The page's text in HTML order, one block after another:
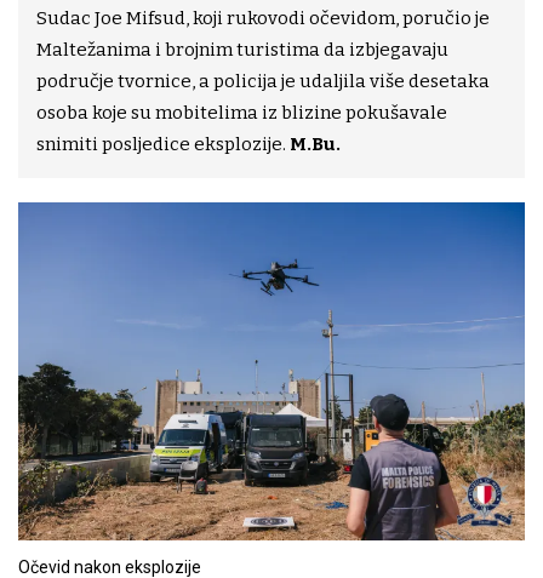
Sudac Joe Mifsud, koji rukovodi očevidom, poručio je
Maltežanima i brojnim turistima da izbjegavaju
područje tvornice, a policija je udaljila više desetaka
osoba koje su mobitelima iz blizine pokušavale
snimiti posljedice eksplozije. M.Bu.
Očevid nakon eksplozije